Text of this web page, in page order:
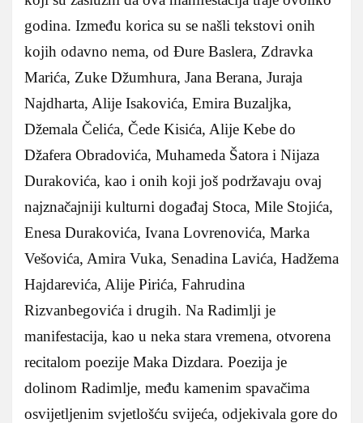
godina. Između korica su se našli tekstovi onih
kojih odavno nema, od Đure Baslera, Zdravka
Marića, Zuke Džumhura, Jana Berana, Juraja
Najdharta, Alije Isakovića, Emira Buzaljka,
Džemala Čelića, Čede Kisića, Alije Kebe do
Džafera Obradovića, Muhameda Šatora i Nijaza
Durakovića, kao i onih koji još podržavaju ovaj
najznačajniji kulturni događaj Stoca, Mile Stojića,
Enesa Durakovića, Ivana Lovrenovića, Marka
Vešovića, Amira Vuka, Senadina Lavića, Hadžema
Hajdarevića, Alije Pirića, Fahrudina
Rizvanbegovića i drugih. Na Radimlji je
manifestacija, kao u neka stara vremena, otvorena
recitalom poezije Maka Dizdara. Poezija je
dolinom Radimlje, među kamenim spavačima
osvijetljenim svjetlošću svijeća, odjekivala gore do